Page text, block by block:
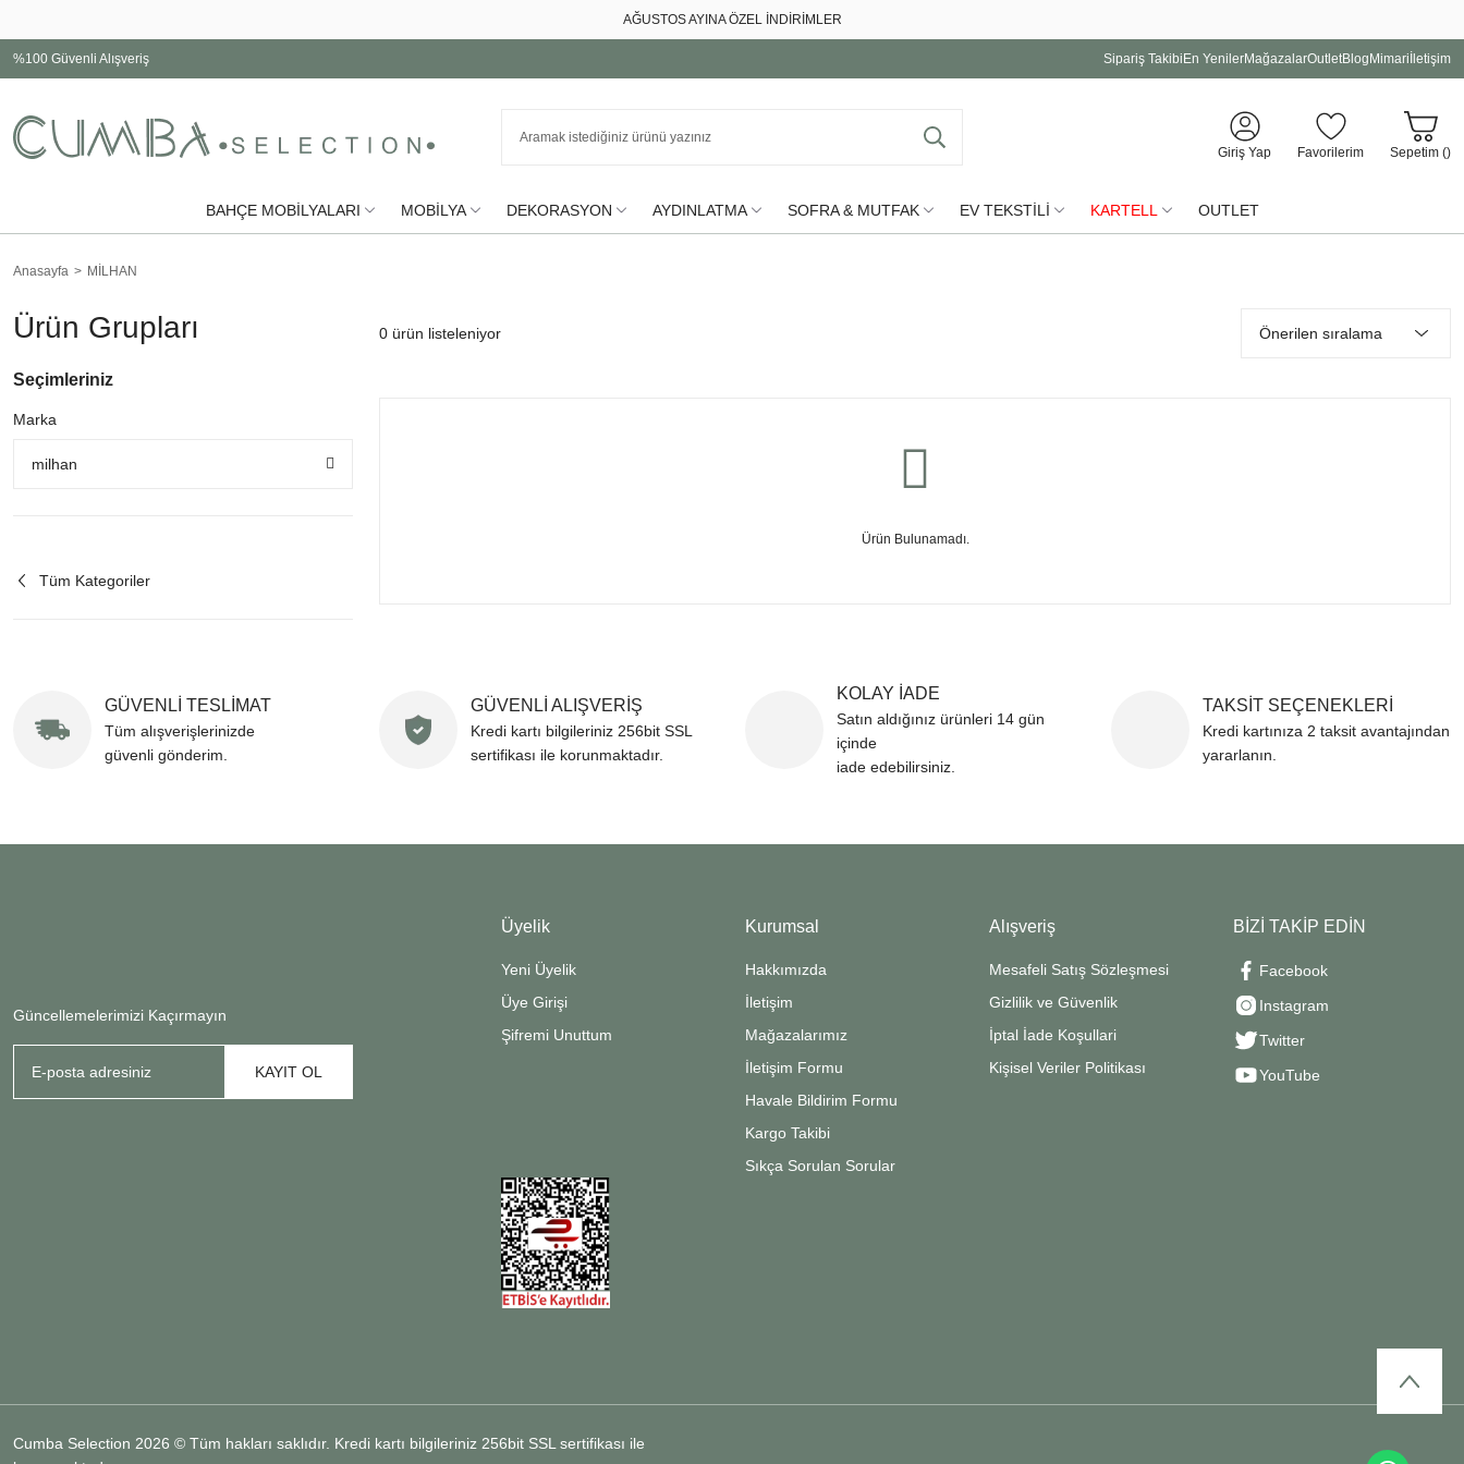
AĞUSTOS AYINA ÖZEL İNDİRİMLER
%100 Güvenli Alışveriş Sipariş Takibi En YenilerMağazalarOutletBlog Mimari İletişim
Giriş Yap Favorilerim Sepetim ()
BAHÇE MOBİLYALARI MOBİLYA DEKORASYON AYDINLATMA SOFRA & MUTFAK EV TEKSTİLİ KARTELL OUTLET
Anasayfa MİLHAN
Ürün Grupları
Seçimleriniz
Marka
milhan
Tüm Kategoriler
0 ürün listeleniyor
Ürün Bulunamadı.
GÜVENLİ TESLİMAT
Tüm alışverişlerinizde
güvenli gönderim.
GÜVENLİ ALIŞVERİŞ
Kredi kartı bilgileriniz 256bit SSL
sertifikası ile korunmaktadır.
KOLAY İADE
Satın aldığınız ürünleri 14 gün
içinde
iade edebilirsiniz.
TAKSİT SEÇENEKLERİ
Kredi kartınıza 2 taksit avantajından
yararlanın.
Güncellemelerimizi Kaçırmayın
KAYIT OL
Üyelik
Yeni Üyelik
Üye Girişi
Şifremi Unuttum
Kurumsal
Hakkımızda
İletişim
Mağazalarımız
İletişim Formu
Havale Bildirim Formu
Kargo Takibi
Sıkça Sorulan Sorular
Alışveriş
Mesafeli Satış Sözleşmesi
Gizlilik ve Güvenlik
İptal İade Koşullari
Kişisel Veriler Politikası
BİZİ TAKİP EDİN
Facebook
Instagram
Twitter
YouTube
Cumba Selection 2026 © Tüm hakları saklıdır. Kredi kartı bilgileriniz 256bit SSL sertifikası ile